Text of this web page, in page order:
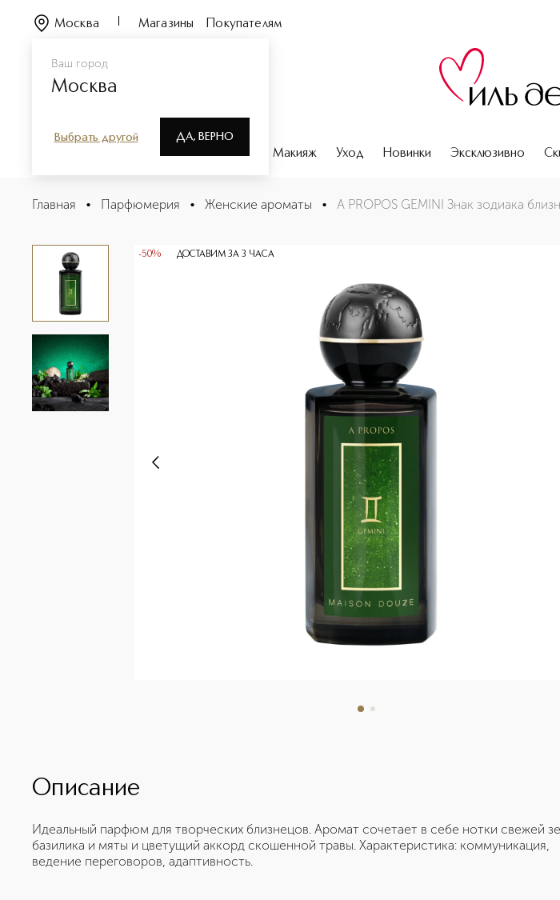
Ваш город
Москва
Выбрать другой ДА, ВЕРНО
Москва Магазины Покупателям
Парфюмерия Макияж Уход Новинки Эксклюзивно
A PROPOS GEMINI Знак зодиака близнецы Парфюмерная вода
Описание
Главная • Парфюмерия • Женские ароматы • A PROPOS GEMINI Знак зодиака
-50% ДОСТАВИМ ЗА 3 ЧАСА
Описание
Идеальный парфюм для творческих близнецов. Аромат сочетает в себе нотки свежей
базилика и мяты и цветущий аккорд скошенной травы. Характеристика: коммуникация,
ведение переговоров, адаптивность.